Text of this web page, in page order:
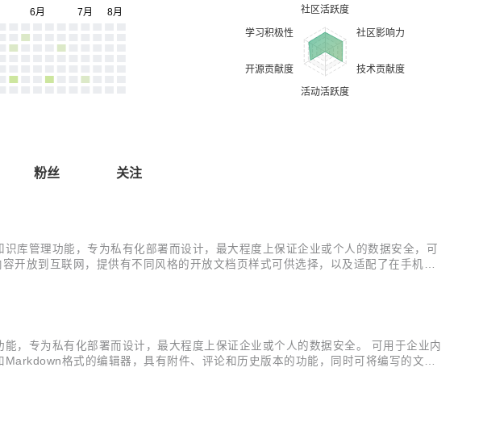
粉丝 关注
库管理功能，专为私有化部署而设计，最大程度上保证企业或个人的数据安全，可
开放到互联网，提供有不同风格的开放文档页样式可供选择，以及适配了在手机
，专为私有化部署而设计，最大程度上保证企业或个人的数据安全。 可用于企业内
格式的编辑器，具有附件、评论和历史版本的功能，同时可将编写的文档